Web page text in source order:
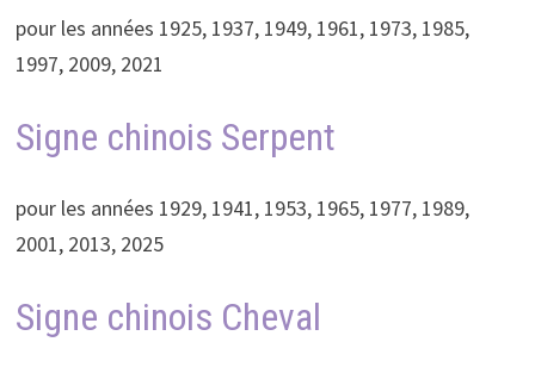
pour les années 1925, 1937, 1949, 1961, 1973, 1985,
1997, 2009, 2021
Signe chinois Serpent
pour les années 1929, 1941, 1953, 1965, 1977, 1989,
2001, 2013, 2025
Signe chinois Cheval